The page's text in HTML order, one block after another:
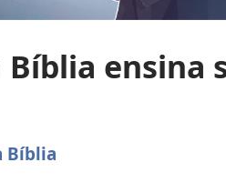
Bíblia ensina
Bíblia